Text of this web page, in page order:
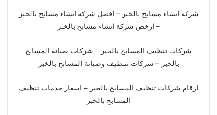
شركة انشاء مسابح بالخبر – افضل شركة انشاء مسابح بالخبر
– ارخص شركة انشاء مسابح بالخبر
شركات تنظيف المسابح بالخبر – شركات صيانة المسابح
بالخبر – شركات نمظيف وصيانة المسابح بالخبر
ارقام شركات تنظيف المسابح بالخبر – اسعار خدمات تنظيف
المسابح بالخبر